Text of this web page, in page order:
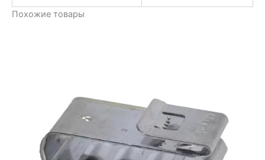
Похожие товары